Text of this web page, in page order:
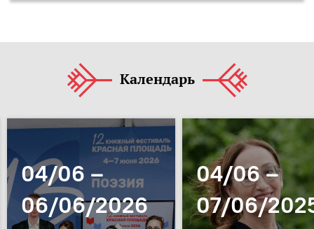
Календарь
04/06 –
06/06/2026
04/06 –
07/06/